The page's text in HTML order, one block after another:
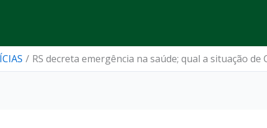
RS decreta emergência na saúde; qual a situação de